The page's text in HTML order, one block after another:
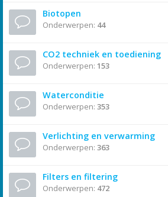
Biotopen
Onderwerpen: 44
CO2 techniek en toediening
Onderwerpen: 153
Waterconditie
Onderwerpen: 353
Verlichting en verwarming
Onderwerpen: 363
Filters en filtering
Onderwerpen: 472